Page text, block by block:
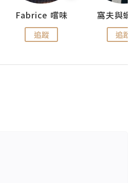
Fabrice 嚐味
追蹤
窩夫與蝦
追蹤